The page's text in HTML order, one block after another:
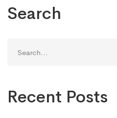
Search
for:
Recent Posts